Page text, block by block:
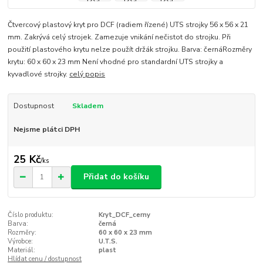
Čtvercový plastový kryt pro DCF (radiem řízené) UTS strojky 56 x 56 x 21
mm. Zakrývá celý strojek. Zamezuje vnikání nečistot do strojku. Při
použití plastového krytu nelze použít držák strojku. Barva: černáRozměry
krytu: 60 x 60 x 23 mm Není vhodné pro standardní UTS strojky a
kyvadlové strojky. celý popis
Dostupnost Skladem
Nejsme plátci DPH
25 Kč/ks
Přidat do košíku
Číslo produktu:
Kryt_DCF_cerny
Barva:
černá
Rozměry:
60 x 60 x 23 mm
Výrobce:
U.T.S.
Materiál:
plast
Hlídat cenu / dostupnost